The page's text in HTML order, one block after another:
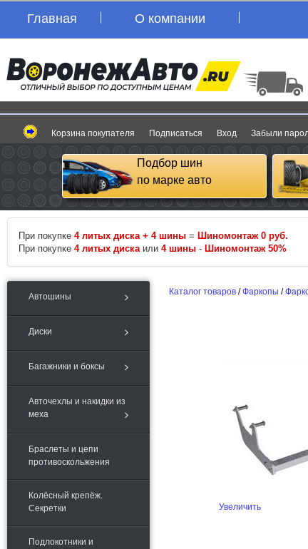
Главная О компании
Корзина покупателя Подписаться Вход Забыли
Подбор шин
по марке авто
При покупке 4 литых диска + 4 шины = Шиномонтаж 0 руб.
При покупке 4 литых диска или 4 шины - Шиномонтаж 50%
Автошины
Диски
Багажники и боксы
Авточехлы и накидки из
меха
Браслеты и цепи
противоскольжения
Колёсный крепёж.
Секретки
Подлокотники и
Каталог товаров /Фаркопы /
Увеличить